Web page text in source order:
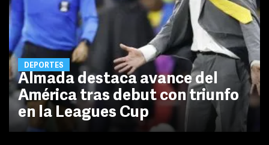
DEPORTES
Almada destaca avance del
América tras debut con triunfo
en la Leagues Cup